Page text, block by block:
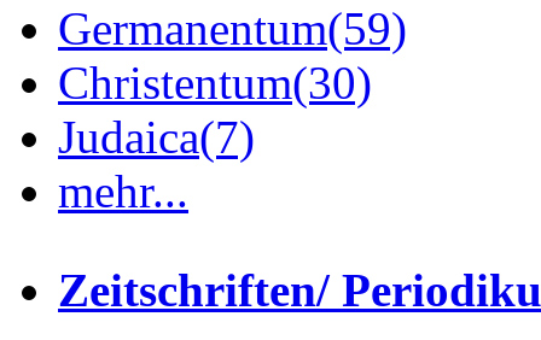
Germanentum(59)
Christentum(30)
Judaica(7)
mehr...
Zeitschriften/